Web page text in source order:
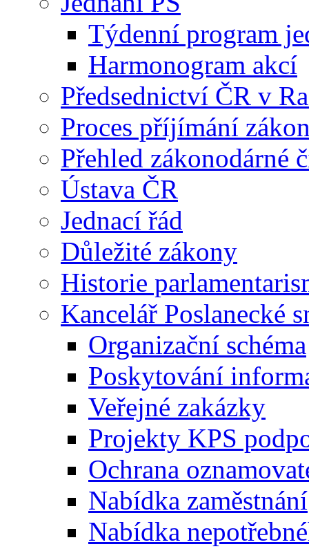
Týdenní program
Harmonogram akcí
Předsednictví ČR v
Proces příjímání
Přehled zákonodárné
Ústava ČR
Jednací řád
Důležité zákony
Historie
Kancelář Poslanecké
Organizační schéma
Poskytování
Veřejné zakázky
Projekty KPS
Ochrana
Nabídka zaměstnání
Nabídka